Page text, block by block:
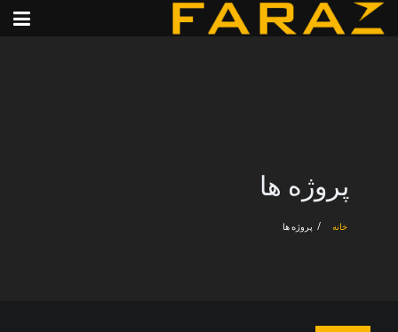
پروژه ها
خانه پروژه ها